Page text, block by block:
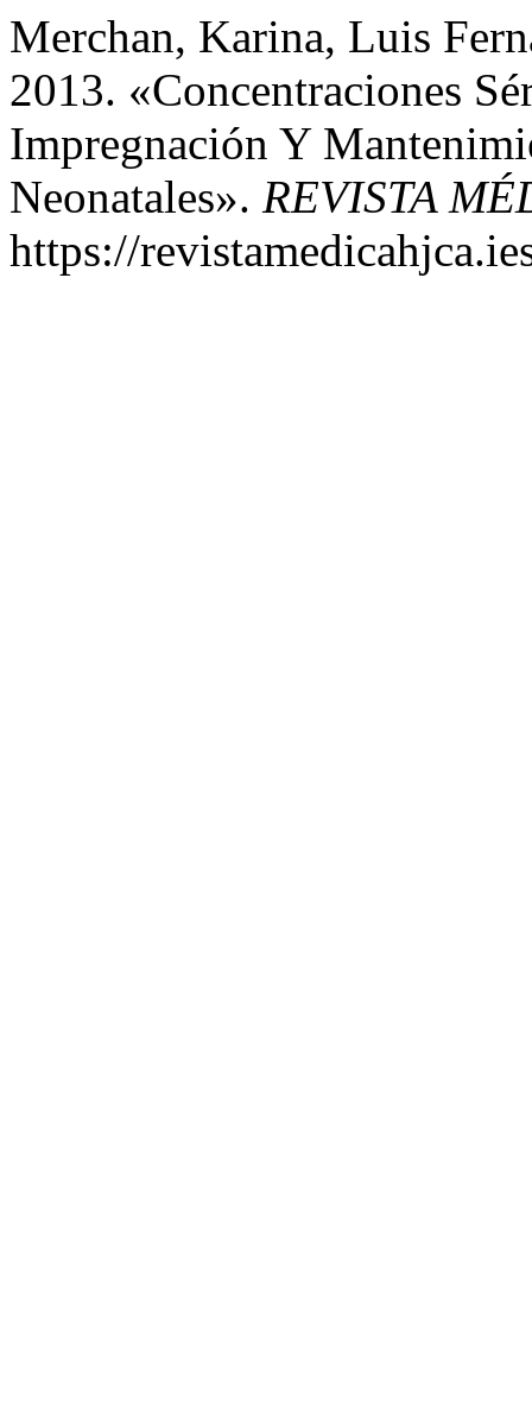
Merchan, Karina, Luis
2013. «Concentraciones
Impregnación Y
Neonatales». REVISTA
https://